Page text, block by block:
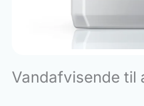
Vandafvisende til